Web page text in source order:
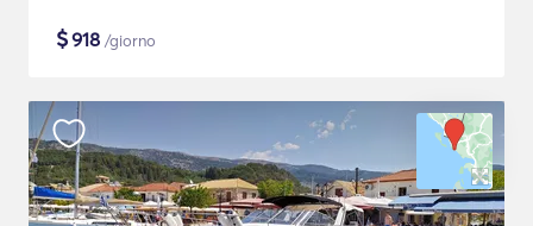
$918 /giorno